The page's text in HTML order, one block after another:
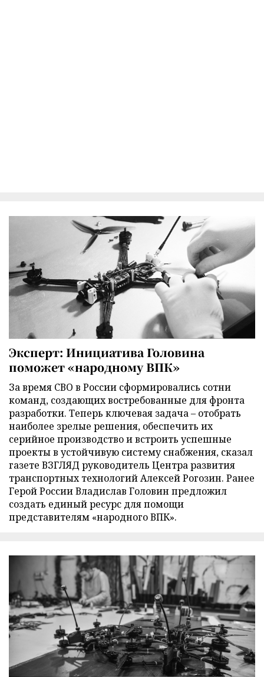
Эксперт: Инициатива Головина
поможет «народному ВПК»
За время СВО в России сформировались сотни
команд, создающих востребованные для фронта
разработки. Теперь ключевая задача – отобрать
наиболее зрелые решения, обеспечить их
серийное производство и встроить успешные
проекты в устойчивую систему снабжения, сказал
газете ВЗГЛЯД руководитель Центра развития
транспортных технологий Алексей Рогозин. Ранее
Герой России Владислав Головин предложил
создать единый ресурс для помощи
представителям «народного ВПК».